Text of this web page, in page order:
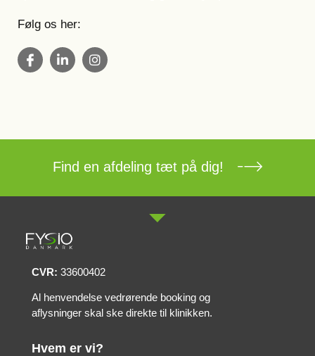
Følg os her:
Find en afdeling tæt på dig!
CVR: 33600402
Al henvendelse vedrørende booking og
aflysninger skal ske direkte til klinikken.
Hvem er vi?